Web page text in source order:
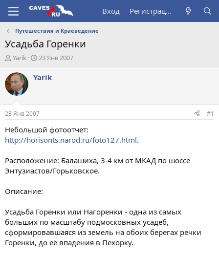
Вход Регистрация
Путешествия и Краеведение
Усадьба Горенки
А
т
о
р
т
е
м
ы
Yarik
Д
т
ч
а
л
а
23 Янв 2007
Yarik
23 Янв 2007 #1
Небольшой фотоотчет:
http://horisonts.narod.ru/foto127.html.
Расположение: Балашиха, 3-4 км от МКАД по шоссе
Энтузиастов/Горьковское.
Описание:
Усадьба Горенки или Нагоренки - одна из самых
больших по масштабу подмосковных усадеб,
сформировавшаяся из земель на обоих берегах речки
Горенки, до её впадения в Пехорку.